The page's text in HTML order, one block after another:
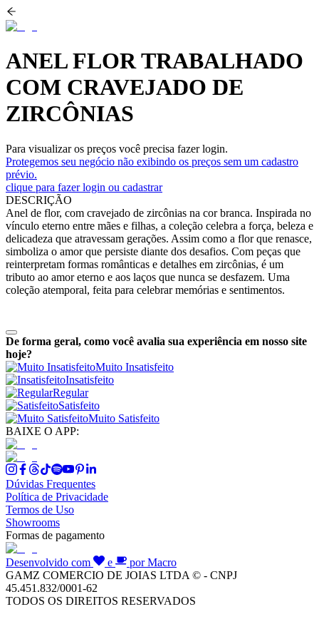
ANEL FLOR TRABALHADO
COM CRAVEJADO DE
ZIRCÔNIAS
Para visualizar os preços você precisa fazer login.
Protegemos seu negócio não exibindo os preços sem um cadastro
prévio.
clique para fazer login ou cadastrar
DESCRIÇÃO
Anel de flor, com cravejado de zircônias na cor branca. Inspirada no
vínculo eterno entre mães e filhas, a coleção celebra a força, beleza e
delicadeza que atravessam gerações. Assim como a flor que renasce,
simboliza o amor que persiste diante dos desafios. Com peças que
reinterpretam formas românticas e detalhes em zircônias, é um
tributo ao amor eterno e aos laços que nunca se desfazem. Uma
coleção atemporal, feita para celebrar memórias e sentimentos.
De forma geral, como você avalia sua experiência em nosso site
hoje?
Muito Insatisfeito
Insatisfeito
Regular
Satisfeito
Muito Satisfeito
BAIXE O APP:
Dúvidas Frequentes
Política de Privacidade
Termos de Uso
Showrooms
Formas de pagamento
Desenvolvido com e
por Macro
GAMZ COMERCIO DE JOIAS LTDA © - CNPJ
45.451.832/0001-62
TODOS OS DIREITOS RESERVADOS